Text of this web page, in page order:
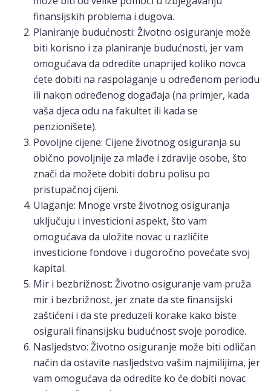
finansijskih problema i dugova.
Planiranje budućnosti: Životno osiguranje može
biti korisno i za planiranje budućnosti, jer vam
omogućava da odredite unaprijed koliko novca
ćete dobiti na raspolaganje u određenom periodu
ili nakon određenog događaja (na primjer, kada
vaša djeca odu na fakultet ili kada se
penzionišete).
Povoljne cijene: Cijene životnog osiguranja su
obično povoljnije za mlađe i zdravije osobe, što
znači da možete dobiti dobru polisu po
pristupačnoj cijeni.
Ulaganje: Mnoge vrste životnog osiguranja
uključuju i investicioni aspekt, što vam
omogućava da uložite novac u različite
investicione fondove i dugoročno povećate svoj
kapital.
Mir i bezbrižnost: Životno osiguranje vam pruža
mir i bezbrižnost, jer znate da ste finansijski
zaštićeni i da ste preduzeli korake kako biste
osigurali finansijsku budućnost svoje porodice.
Nasljedstvo: Životno osiguranje može biti odličan
način da ostavite nasljedstvo vašim najmilijima, jer
vam omogućava da odredite ko će dobiti novac